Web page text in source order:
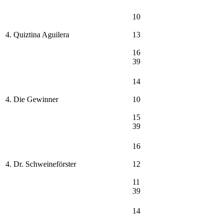
4. Quiztina Aguilera
10
13
16
39
4. Die Gewinner
14
10
15
39
4. Dr. Schweineförster
16
12
11
39
14